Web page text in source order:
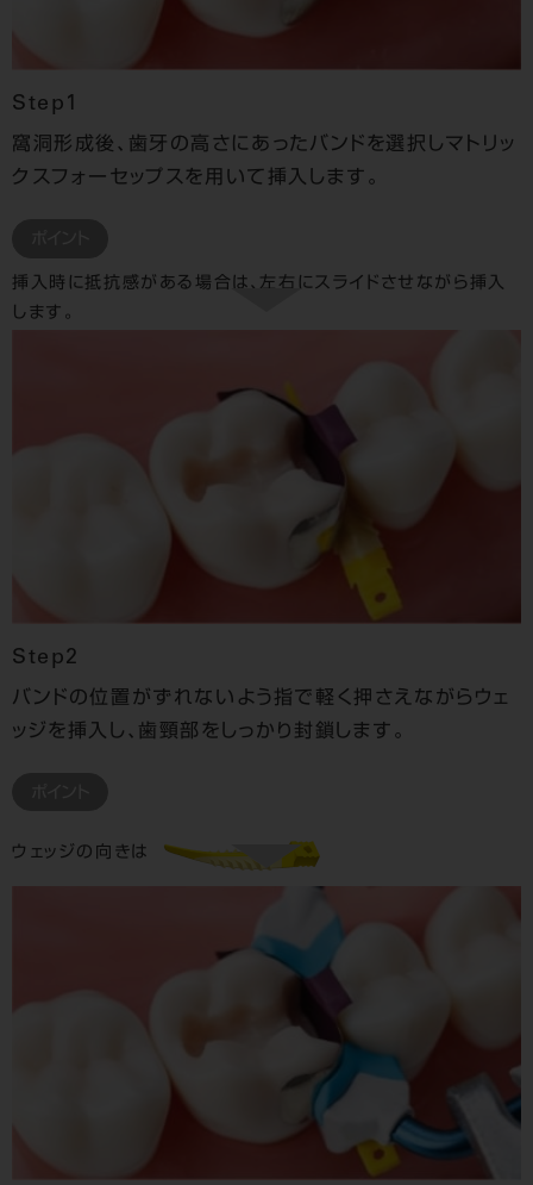
Step1
窩洞形成後、歯牙の高さにあったバンドを選択しマトリッ
クスフォーセップスを用いて挿入します。
挿入時に抵抗感がある場合は、左右にスライドさせながら挿入
します。
Step2
バンドの位置がずれないよう指で軽く押さえながらウェ
ッジを挿入し、歯頸部をしっかり封鎖します。
ウェッジの向きは